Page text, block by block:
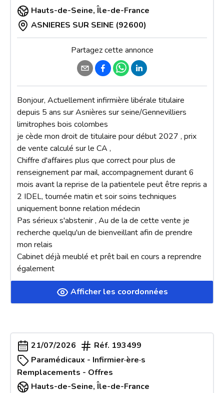
Hauts-de-Seine,Île-de-France
ASNIERES SUR SEINE (92600)
Partagez cette annonce
Bonjour, Actuellement infirmière libérale titulaire
depuis 5 ans sur Asnières sur seine/Gennevilliers
limitrophes bois colombes
je cède mon droit de titulaire pour début 2027 , prix
de vente calculé sur le CA ,
Chiffre d'affaires plus que correct pour plus de
renseignement par mail, accompagnement durant 6
mois avant la reprise de la patientele peut être repris a
2 IDEL, tournée matin et soir soins techniques
uniquement bonne relation médecin
Pas sérieux s'abstenir , Au de la de cette vente je
recherche quelqu'un de bienveillant afin de prendre
mon relais
Cabinet déjà meublé et prêt bail en cours a reprendre
également
Afficher les coordonnées
21/07/2026 Réf. 193499
Paramédicaux - Infirmier·ère·s
Remplacements - Offres
Hauts-de-Seine,Île-de-France